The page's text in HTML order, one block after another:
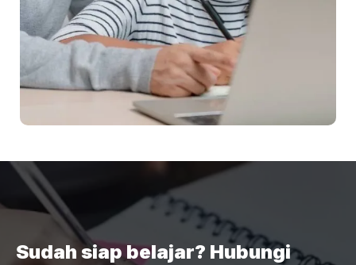
Sudah siap belajar? Hubungi